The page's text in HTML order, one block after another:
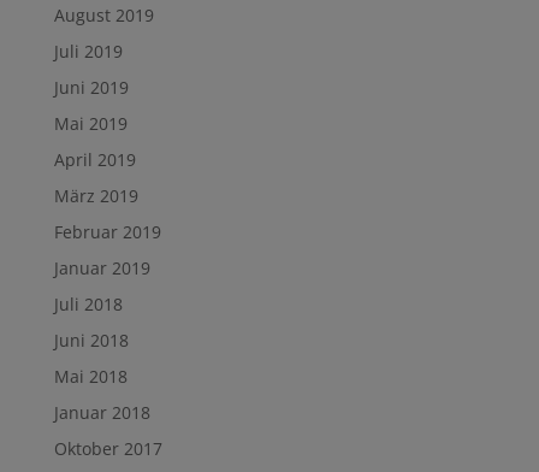
August 2019
Juli 2019
Juni 2019
Mai 2019
April 2019
März 2019
Februar 2019
Januar 2019
Juli 2018
Juni 2018
Mai 2018
Januar 2018
Oktober 2017